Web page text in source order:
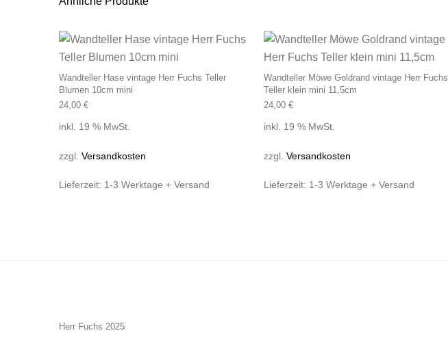
Wandteller Hase vintage Herr Fuchs Teller
Blumen 10cm mini
24,00 €
inkl. 19 % MwSt.
zzgl. Versandkosten
Lieferzeit: 1-3 Werktage + Versand
Wandteller Möwe Goldrand vintage Herr Fuchs
Teller klein mini 11,5cm
24,00 €
inkl. 19 % MwSt.
zzgl. Versandkosten
Lieferzeit: 1-3 Werktage + Versand
Herr Fuchs 2025